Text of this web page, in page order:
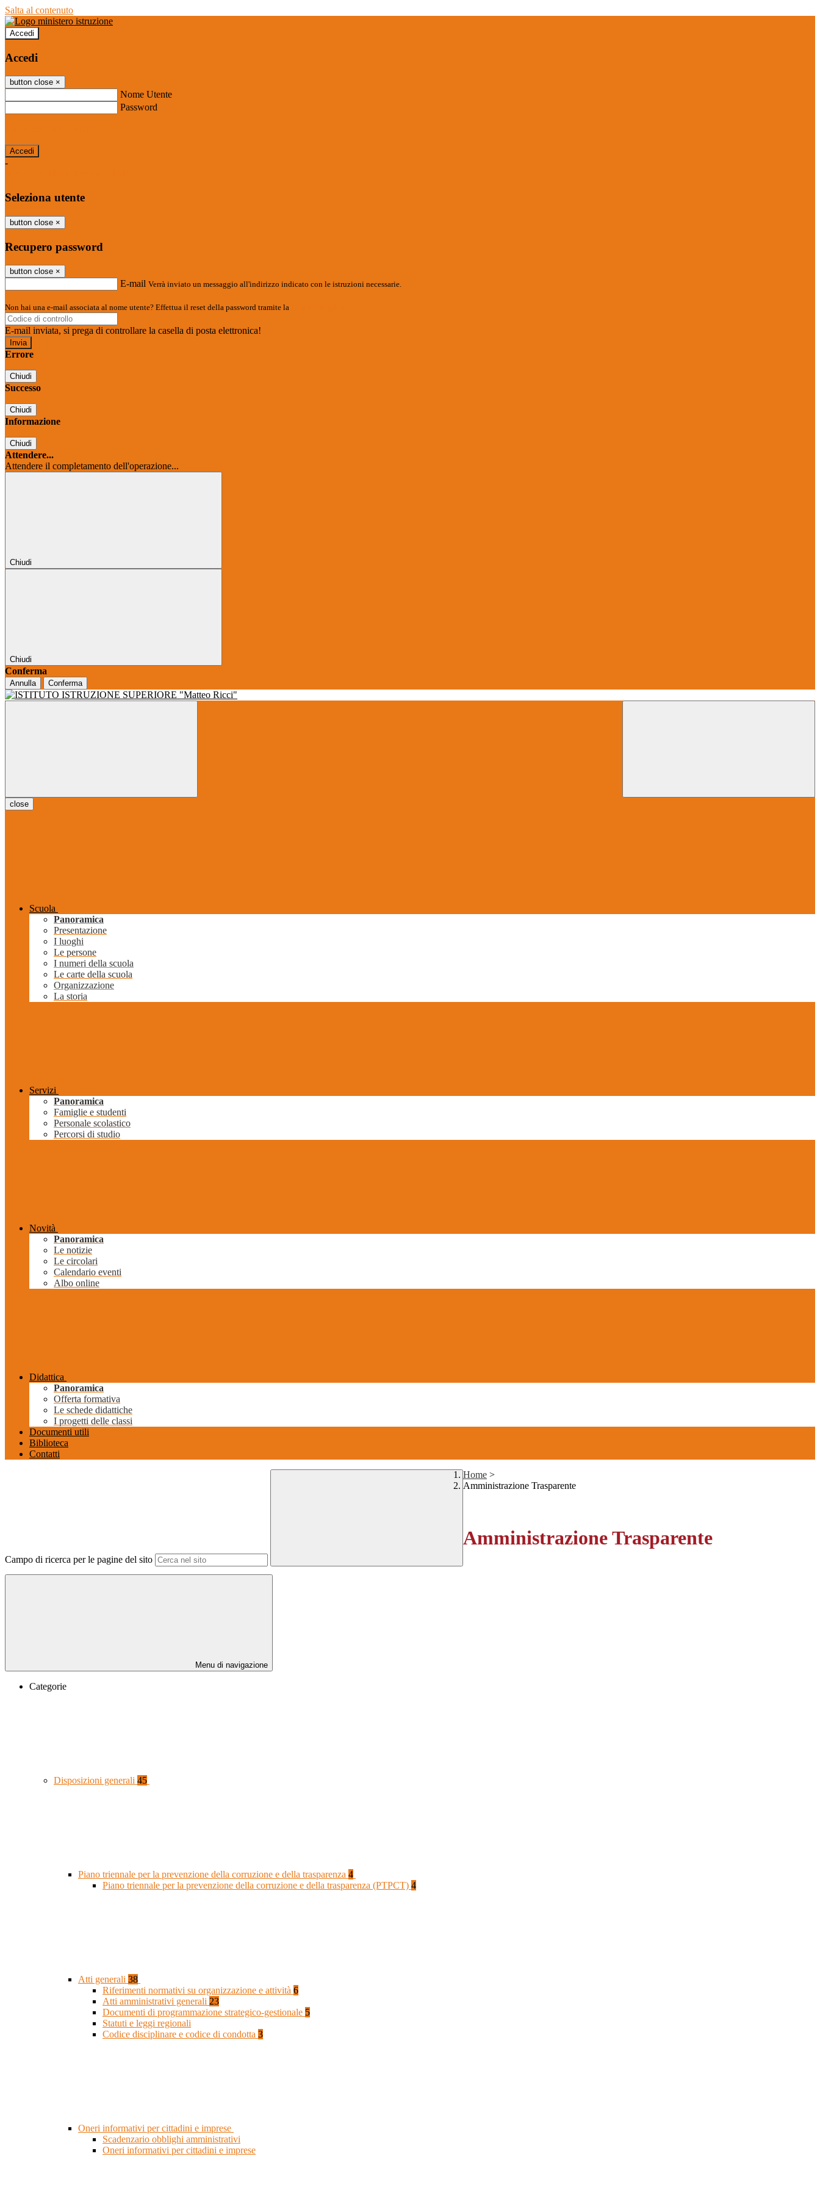
Salta al contenuto
Accedi
Accedi
button close ×
Nome Utente
Password
-
Seleziona utente
button close ×
Recupero password
button close ×
E-mail Verrà inviato un messaggio all'indirizzo indicato con le istruzioni necessarie.
Non hai una e-mail associata al nome utente? Effettua il reset della password tramite la
E-mail inviata, si prega di controllare la casella di posta elettronica!
Errore
Chiudi
Successo
Chiudi
Informazione
Chiudi
Attendere...
Attendere il completamento dell'operazione...
Chiudi
Chiudi
Conferma
Annulla Conferma
close
Scuola
Panoramica
Presentazione
I luoghi
Le persone
I numeri della scuola
Le carte della scuola
Organizzazione
La storia
Servizi
Panoramica
Famiglie e studenti
Personale scolastico
Percorsi di studio
Novità
Panoramica
Le notizie
Le circolari
Calendario eventi
Albo online
Didattica
Panoramica
Offerta formativa
Le schede didattiche
I progetti delle classi
Documenti utili
Biblioteca
Contatti
Campo di ricerca per le pagine del sito
Home >
Amministrazione Trasparente
Amministrazione Trasparente
Menu di navigazione
Categorie
Disposizioni generali 45
Piano triennale per la prevenzione della corruzione e della trasparenza 4
Piano triennale per la prevenzione della corruzione e della trasparenza (PTPCT) 4
Atti generali 38
Riferimenti normativi su organizzazione e attività 6
Atti amministrativi generali 23
Documenti di programmazione strategico-gestionale 5
Statuti e leggi regionali
Codice disciplinare e codice di condotta 3
Oneri informativi per cittadini e imprese
Scadenzario obblighi amministrativi
Oneri informativi per cittadini e imprese